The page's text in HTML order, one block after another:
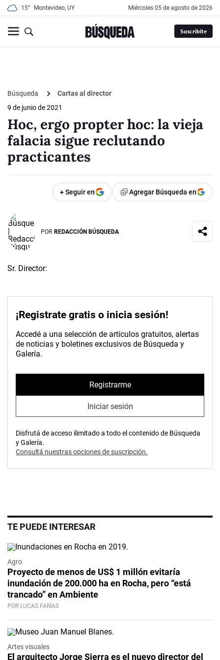
15° Montevideo, UY miércoles 05 de agosto de 2026
Suscribite
Búsqueda
Cartas al director
9 de junio de 2021
Hoc, ergo propter hoc: la vieja
falacia sigue reclutando
practicantes
+ Seguir en Agregar Búsqueda en
POR REDACCIÓN BÚSQUEDA
Sr. Director:
¡Registrate gratis o inicia sesión!
Accedé a una selección de artículos gratuitos, alertas
de noticias y boletines exclusivos de Búsqueda y
Galería.
Registrarme
Iniciar sesión
Disfrutá de acceso ilimitado a todo el contenido de Búsqueda
y Galería.
Consultá nuestras opciones de suscripción.
TE PUEDE INTERESAR
Agro
Proyecto de menos de US$ 1 millón evitaría
inundación de 200.000 ha en Rocha, pero “está
trancado” en Ambiente
POR LUCAS FARÍAS
Artes visuales
El arquitecto Jorge Sierra es el nuevo director del